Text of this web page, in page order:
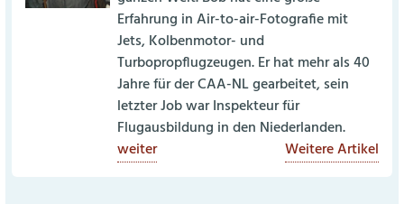
Erfahrung in Air-to-air-Fotografie mit
Jets, Kolbenmotor- und
Turbopropflugzeugen. Er hat mehr als 40
Jahre für der CAA-NL gearbeitet, sein
letzter Job war Inspekteur für
Flugausbildung in den Niederlanden.
weiter
Weitere Artikel